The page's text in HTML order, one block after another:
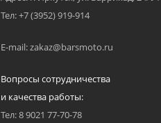
Тел: +7 (3952) 919-914
E-mail: zakaz@barsmoto.ru
Вопросы сотрудничества
и качества работы:
Тел: 8 9021 77-70-78